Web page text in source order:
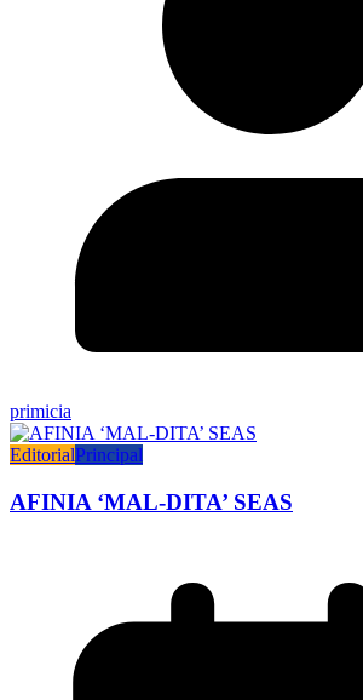
primicia
EditorialPrincipal
AFINIA ‘MAL-DITA’ SEAS